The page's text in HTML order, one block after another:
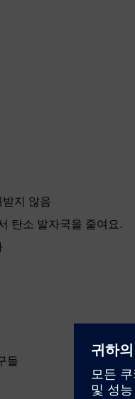
지 않음
탄소 발자국을 줄여요.
들